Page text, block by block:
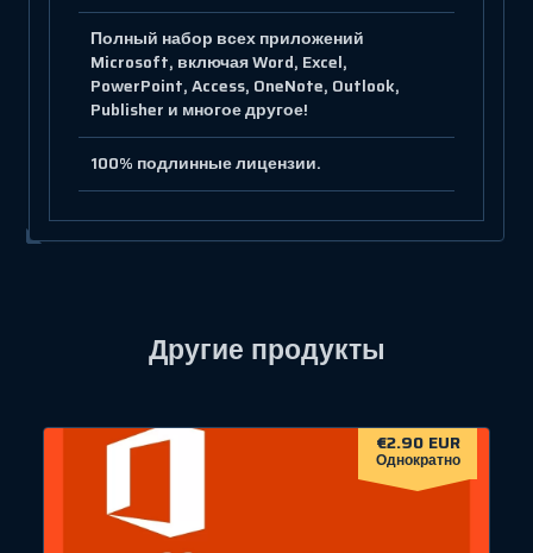
Полный набор всех приложений
Microsoft, включая Word, Excel,
PowerPoint, Access, OneNote, Outlook,
Publisher и многое другое!
100% подлинные лицензии.
Другие продукты
€2.90 EUR
Однократно